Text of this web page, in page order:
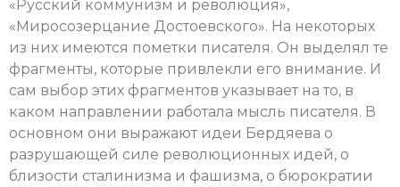
«Русский коммунизм и революция»,
«Миросозерцание Достоевского». На некоторых
из них имеются пометки писателя. Он выделял те
фрагменты, которые привлекли его внимание. И
сам выбор этих фрагментов указывает на то, в
каком направлении работала мысль писателя. В
основном они выражают идеи Бердяева о
разрушающей силе революционных идей, о
близости сталинизма и фашизма, о бюрократии